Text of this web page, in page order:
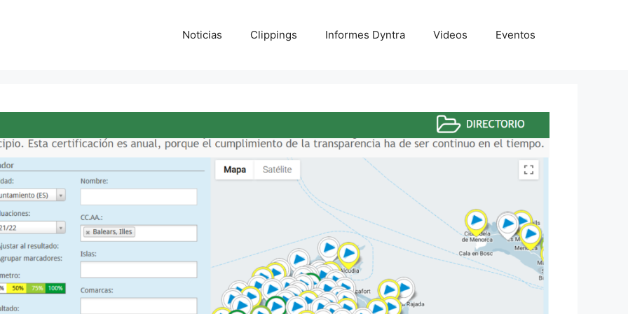
Noticias Clippings Informes Dyntra Videos Eventos